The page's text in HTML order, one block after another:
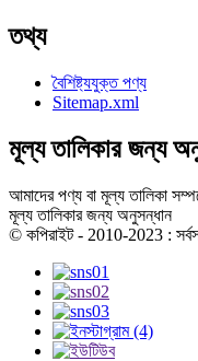
তথ্য
বৈশিষ্ট্যযুক্ত পণ্য
Sitemap.xml
মূল্য তালিকার জন্য
আমাদের পণ্য বা মূল্য তালিকা
মূল্য তালিকার জন্য অনুসন্ধান
© কপিরাইট - 2010-2023 :